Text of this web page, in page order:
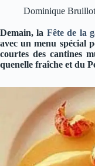
Dominique Bruillot
Demain, la Fête de la
avec un menu spécial
courtes des cantines
quenelle fraîche et du